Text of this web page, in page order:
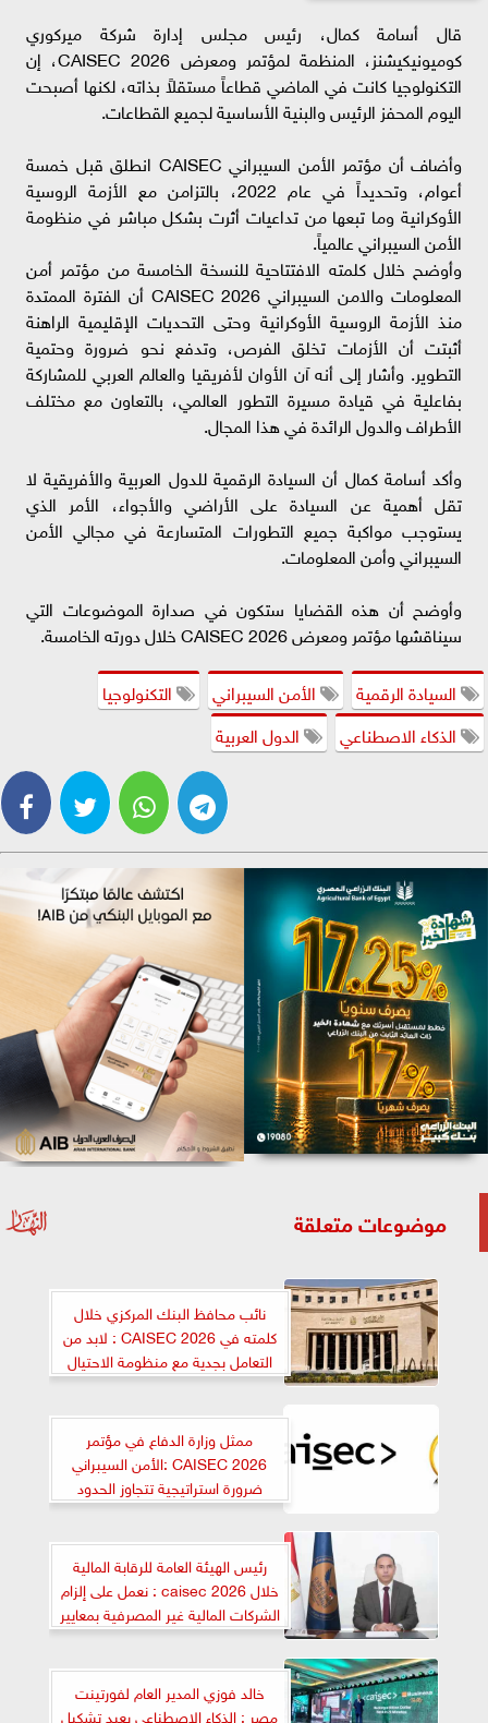
قال أسامة كمال، رئيس مجلس إدارة شركة ميركوري
كوميونيكيشنز، المنظمة لمؤتمر ومعرض CAISEC 2026، إن
التكنولوجيا كانت في الماضي قطاعاً مستقلاً بذاته، لكنها أصبحت
اليوم المحفز الرئيس والبنية الأساسية لجميع القطاعات.
وأضاف أن مؤتمر الأمن السيبراني CAISEC انطلق قبل خمسة
أعوام، وتحديداً في عام 2022، بالتزامن مع الأزمة الروسية
الأوكرانية وما تبعها من تداعيات أثرت بشكل مباشر في منظومة
الأمن السيبراني عالمياً.
وأوضح خلال كلمته الافتتاحية للنسخة الخامسة من مؤتمر أمن
المعلومات والامن السيبراني CAISEC 2026 أن الفترة الممتدة
منذ الأزمة الروسية الأوكرانية وحتى التحديات الإقليمية الراهنة
أثبتت أن الأزمات تخلق الفرص، وتدفع نحو ضرورة وحتمية
التطوير. وأشار إلى أنه آن الأوان لأفريقيا والعالم العربي للمشاركة
بفاعلية في قيادة مسيرة التطور العالمي، بالتعاون مع مختلف
الأطراف والدول الرائدة في هذا المجال.
وأكد أسامة كمال أن السيادة الرقمية للدول العربية والأفريقية لا
تقل أهمية عن السيادة على الأراضي والأجواء، الأمر الذي
يستوجب مواكبة جميع التطورات المتسارعة في مجالي الأمن
السيبراني وأمن المعلومات.
وأوضح أن هذه القضايا ستكون في صدارة الموضوعات التي
سيناقشها مؤتمر ومعرض CAISEC 2026 خلال دورته الخامسة.
السيادة الرقمية
الأمن السيبراني
التكنولوجيا
الذكاء الاصطناعي
الدول العربية
موضوعات متعلقة
نائب محافظ البنك المركزي خلال
كلمته في CAISEC 2026 : لابد من
التعامل بجدية مع منظومة الاحتيال
المالي الرقمي المدعوم بالذكاء
ممثل وزارة الدفاع في مؤتمر
CAISEC 2026 :الأمن السيبراني
ضرورة استراتيجية تتجاوز الحدود
وتفرض شراكات وطنية ودولية
رئيس الهيئة العامة للرقابة المالية
خلال caisec 2026 : نعمل على إلزام
الشركات المالية غير المصرفية بمعايير
أمن سيبراني متقدمة لحماية التحول
خالد فوزي المدير العام لفورتينت
مصر : الذكاء الاصطناعي يعيد تشكيل